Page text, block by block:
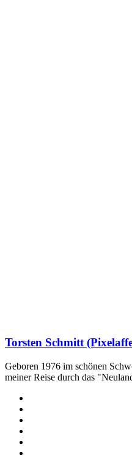
Torsten Schmitt
Geboren 1976 im schönen
meiner Reise durch das